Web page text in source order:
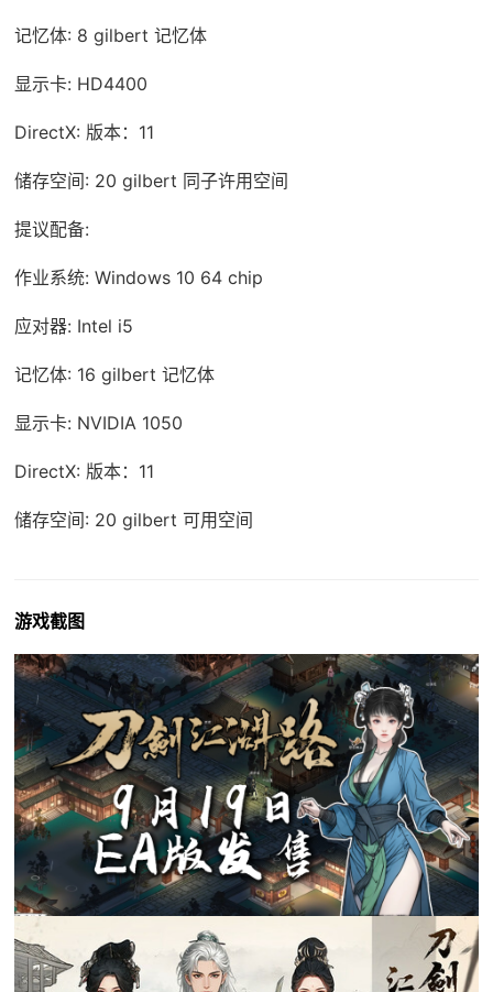
记忆体: 8 gilbert 记忆体
显示卡: HD4400
DirectX: 版本：11
储存空间: 20 gilbert 同子许用空间
提议配备:
作业系统: Windows 10 64 chip
应对器: Intel i5
记忆体: 16 gilbert 记忆体
显示卡: NVIDIA 1050
DirectX: 版本：11
储存空间: 20 gilbert 可用空间
游戏截图